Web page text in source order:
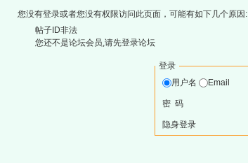
您没有登录或者您没有权限访问此页面，可能有如下几个原因:
帖子ID非法
您还不是论坛会员,请先登录论坛
登录
用户名
Email
密 码
隐身登录